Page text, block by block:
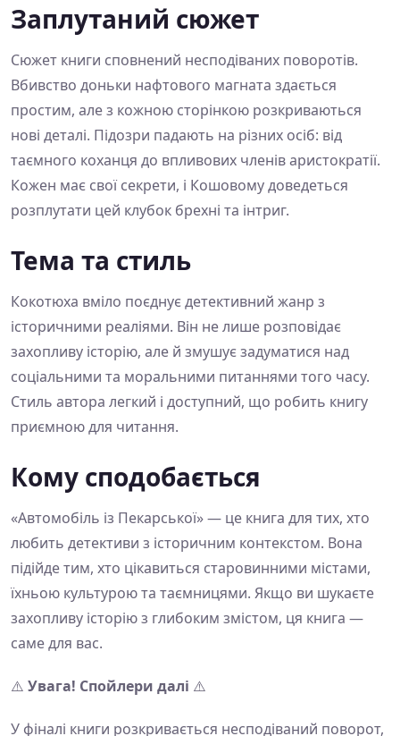
Заплутаний сюжет
Сюжет книги сповнений несподіваних поворотів.
Вбивство доньки нафтового магната здається
простим, але з кожною сторінкою розкриваються
нові деталі. Підозри падають на різних осіб: від
таємного коханця до впливових членів аристократії.
Кожен має свої секрети, і Кошовому доведеться
розплутати цей клубок брехні та інтриг.
Тема та стиль
Кокотюха вміло поєднує детективний жанр з
історичними реаліями. Він не лише розповідає
захопливу історію, але й змушує задуматися над
соціальними та моральними питаннями того часу.
Стиль автора легкий і доступний, що робить книгу
приємною для читання.
Кому сподобається
«Автомобіль із Пекарської» — це книга для тих, хто
любить детективи з історичним контекстом. Вона
підійде тим, хто цікавиться старовинними містами,
їхньою культурою та таємницями. Якщо ви шукаєте
захопливу історію з глибоким змістом, ця книга —
саме для вас.
⚠️ Увага! Спойлери далі ⚠️
У фіналі книги розкривається несподіваний поворот,